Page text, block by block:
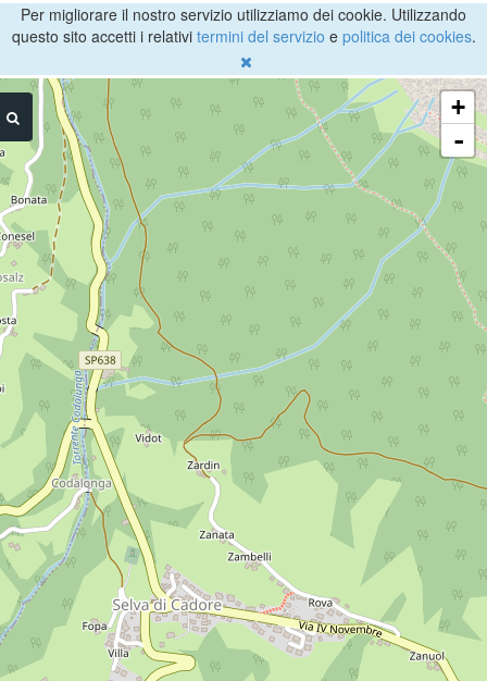
Per migliorare il nostro servizio utilizziamo dei cookie. Utilizzando
questo sito accetti i relativi termini del servizio e politica dei cookies.
+
-